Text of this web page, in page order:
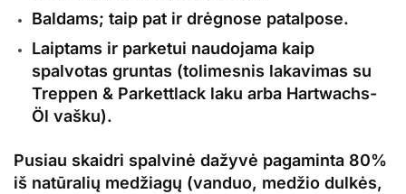
Baldams; taip pat ir drėgnose patalpose.
Laiptams ir parketui naudojama kaip
spalvotas gruntas (tolimesnis lakavimas su
Treppen & Parkettlack laku arba Hartwachs-
Öl vašku).
Pusiau skaidri spalvinė dažyvė pagaminta 80%
iš natūralių medžiagų (vanduo, medžio dulkės,